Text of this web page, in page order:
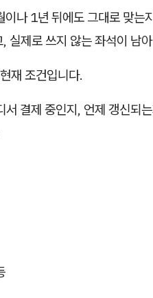
나 1년 뒤에도 그대로 맞는
실제로 쓰지 않는 좌석이 남
재 조건입니다.
결제 중인지, 언제 갱신되